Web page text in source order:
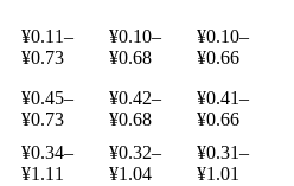
¥0.11–
¥0.73
¥0.10–
¥0.68
¥0.10–
¥0.66
¥0.45–
¥0.73
¥0.42–
¥0.68
¥0.41–
¥0.66
¥0.34–
¥1.11
¥0.32–
¥1.04
¥0.31–
¥1.01